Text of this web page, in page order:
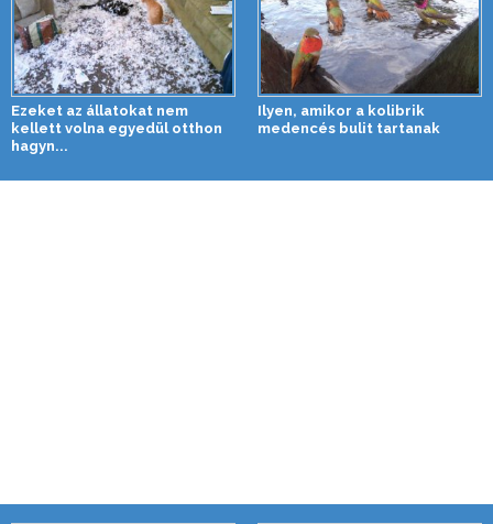
Ezeket az állatokat nem
kellett volna egyedül otthon
hagyn...
Ilyen, amikor a kolibrik
medencés bulit tartanak